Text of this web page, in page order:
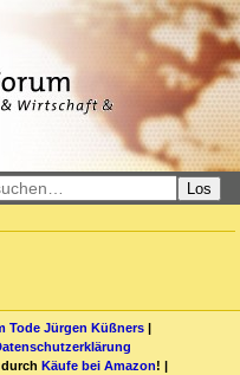
Los
Tode Jürgen Küßners |
durch Käufe bei Amazon! |